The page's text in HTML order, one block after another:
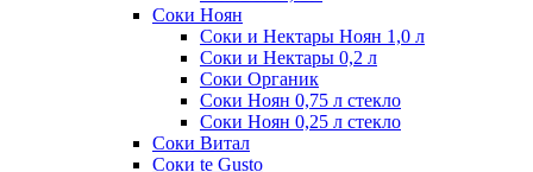
Соки Ноян
Соки и Нектары Ноян 1,0 л
Соки и Нектары 0,2 л
Соки Органик
Соки Ноян 0,75 л стекло
Соки Ноян 0,25 л стекло
Соки Витал
Соки te Gusto